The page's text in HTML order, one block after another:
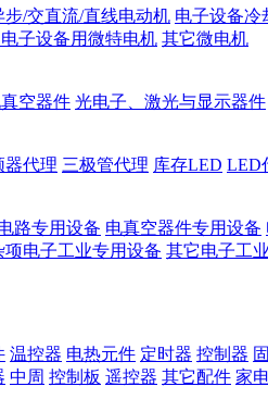
步/交直流/直线电动机 电子设备冷
子设备用微特电机 其它微电机
空器件 光电子、激光与显示器件
器代理 三极管代理 库存LED LED
路专用设备 电真空器件专用设备
项电子工业专用设备 其它电子工
温控器 电热元件 定时器 控制器
中周 控制板 遥控器 其它配件 家